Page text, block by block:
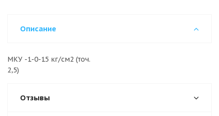
Описание
МКУ -1-0-15 кг/см2 (точ.
Отзывы